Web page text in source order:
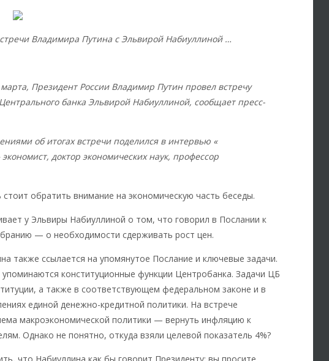
Владимира Путина с Эльвирой Набиуллиной …
Президент России Владимир Путин провел встречу
банка Эльвирой Набиуллиной, сообщает пресс-
об итогах встречи поделился в интервью «Русской
экономист, доктор экономических наук, профессор
обратить внимание на экономическую часть беседы.
у Эльвиры Набиуллиной о том, что говорил в Послании к
— о необходимости сдерживать рост цен.
также ссылается на упомянутое Послание и ключевые задачи.
конституционные функции Центробанка. Задачи ЦБ
а также в соответствующем федеральном законе и в
единой денежно-кредитной политики. На встрече
макроэкономической политики — вернуть инфляцию к
Однако не понятно, откуда взяли целевой показатель 4%?